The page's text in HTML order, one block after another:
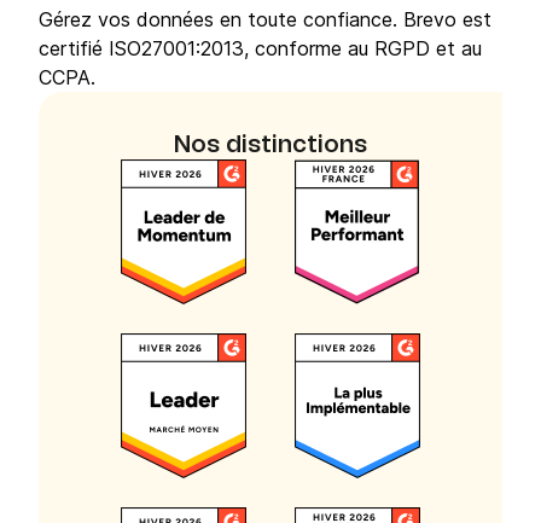
Gérez vos données en toute confiance. Brevo est
certifié ISO27001:2013, conforme au RGPD et au
CCPA.
Nos distinctions